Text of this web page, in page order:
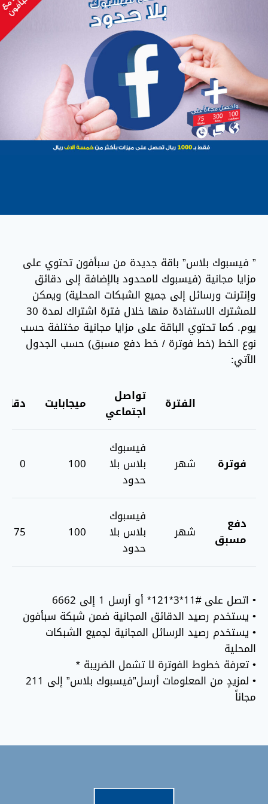
” فيسبوك بلاس” باقة جديدة من سبأفون تحتوي على
مزايا مجانية (فيسبوك لامحدود بالإضافة إلى دقائق
وإنترنت ورسائل إلى جميع الشبكات المحلية) ويمكن
للمشترك الاستفادة منها خلال فترة اشتراك لمدة 30
يوم. كما تحتوي الباقة على مزايا مجانية مختلفة حسب
نوع الخط (خط فوترة / خط دفع مسبق) حسب الجدول
الآتي:
الفترة
تواصل
اجتماعي
ميجابايت
فوترة شهر
فيسبوك
بلاس بلا
حدود
100
0
دفع
مسبق
شهر
فيسبوك
بلاس بلا
حدود
100
75
• اتصل على #11*3*121* أو أرسل 1 إلى 6662
• يستخدم رصيد الدقائق المجانية ضمن شبكة سبأفون
• يستخدم رصيد الرسائل المجانية لجميع الشبكات
المحلية
• تعرفة خطوط الفوترة لا تشمل الضريبة *
• لمزيدٍ من المعلومات أرسل”فيسبوك بلاس” إلى 211
مجاناً